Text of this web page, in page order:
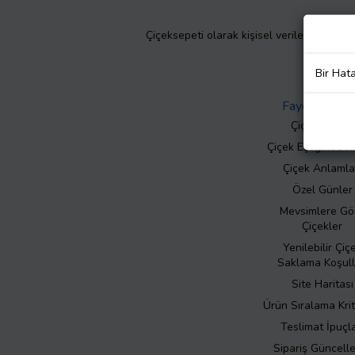
Çiçeksepeti olarak kişisel verilerinizin
Faydalı Bilgiler
Çiçek Bakımı
Çiçek Eşliğinde
Çiçek
Özel Günler
Mevsimlere
Çiçekler
Yenilebilir
Saklama
Site Haritası
Ürün Sıralama
Teslimat
Sipariş
Bir